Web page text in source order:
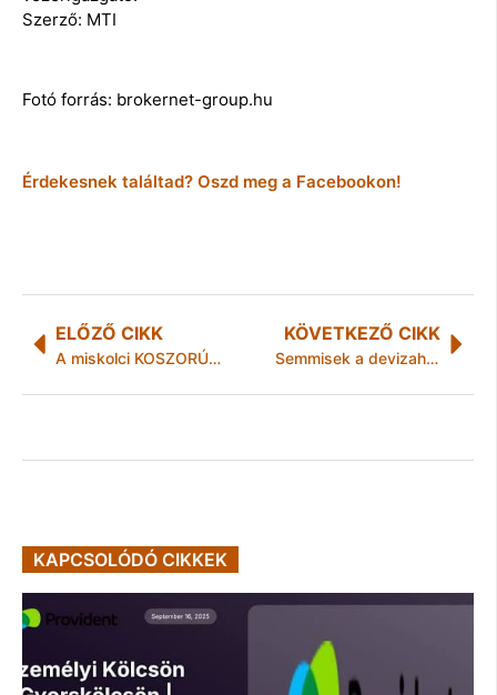
Szerző: MTI
Fotó forrás: brokernet-group.hu
Érdekesnek találtad? Oszd meg a Facebookon!
ELŐZŐ CIKK
A miskolci KOSZORÚZÁSOK ÉS MEGEMLÉKEZÉSEK programja
KÖVETKEZŐ CIKK
Semmisek a devizahitel szerződések az Európai Bíróság szerint
KAPCSOLÓDÓ CIKKEK